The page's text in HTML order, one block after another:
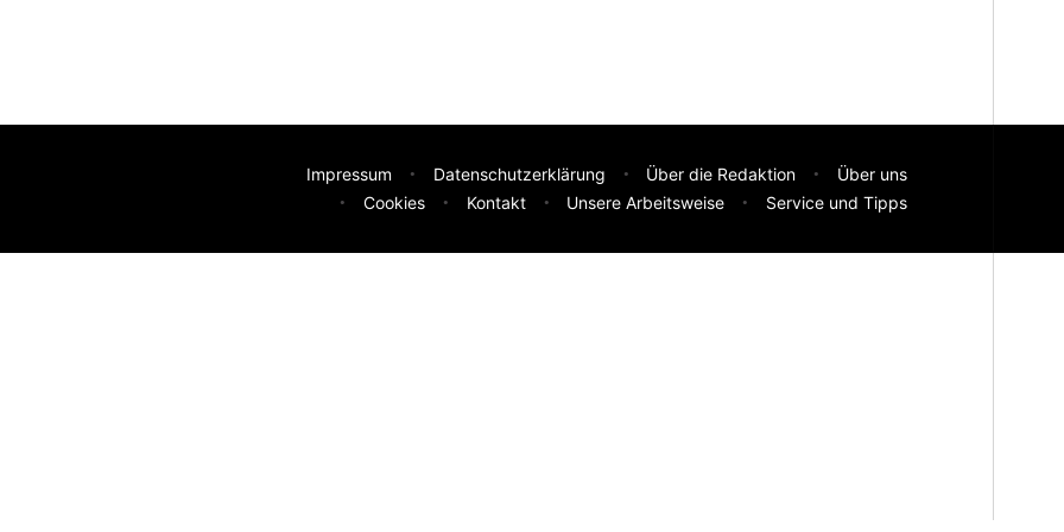
Impressum Datenschutzerklärung Über die Redaktion
Über uns
Cookies
Kontakt Unsere Arbeitsweise Service und Tipps